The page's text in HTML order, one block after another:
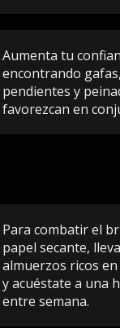
Aumenta tu
encontrando gafas,
pendientes y
favorezcan en
Para combatir el
papel secante, lleva
almuerzos ricos
y acuéstate a una
entre semana.